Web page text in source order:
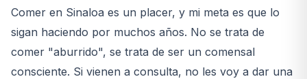
Comer en Sinaloa es un placer, y mi meta es que lo
sigan haciendo por muchos años. No se trata de
comer "aburrido", se trata de ser un comensal
consciente. Si vienen a consulta, no les voy a dar una